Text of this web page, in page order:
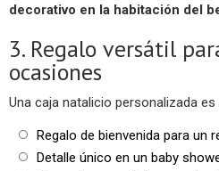
decorativo en la habitación del
3. Regalo versátil
ocasiones
Una caja natalicio personalizada
Regalo de bienvenida para un
Detalle único en un baby